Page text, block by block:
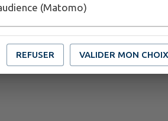
(Matomo)
REFUSER VALIDER MON CHOIX